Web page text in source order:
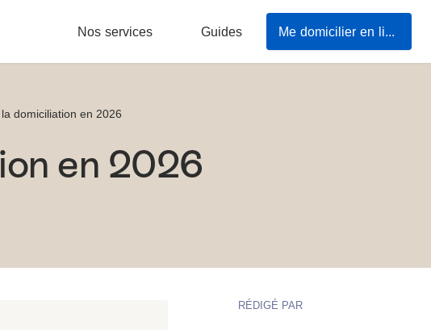
Nos services
Guides Me domicilier en ligne
domiciliation en 2026
en 2026
RÉDIGÉ PAR